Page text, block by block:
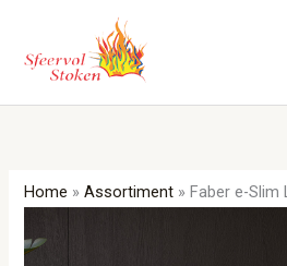
inhoud
Home »Assortiment » Faber e-Slim